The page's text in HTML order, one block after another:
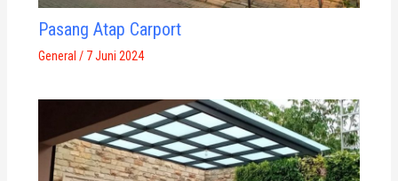
Pasang Atap Carport
General / 7 Juni 2024